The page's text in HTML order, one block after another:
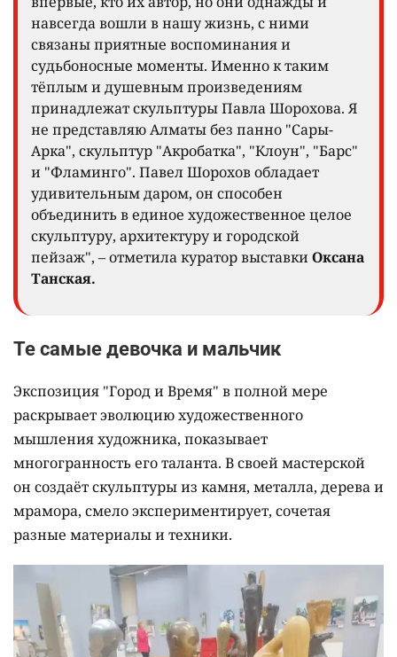
навсегда вошли в нашу жизнь, с ними
связаны приятные воспоминания и
судьбоносные моменты. Именно к таким
тёплым и душевным произведениям
принадлежат скульптуры Павла Шорохова. Я
не представляю Алматы без панно "Сары-
Арка", скульптур "Акробатка", "Клоун", "Барс"
и "Фламинго". Павел Шорохов обладает
удивительным даром, он способен
объединить в единое художественное целое
скульптуру, архитектуру и городской
пейзаж", – отметила куратор выставкиОксана
Танская.
Те самые девочка и мальчик
Экспозиция "Город и Время" в полной мере
раскрывает эволюцию художественного
мышления художника, показывает
многогранность его таланта. В своей мастерской
он создаёт скульптуры из камня, металла, дерева и
мрамора, смело экспериментирует, сочетая
разные материалы и техники.